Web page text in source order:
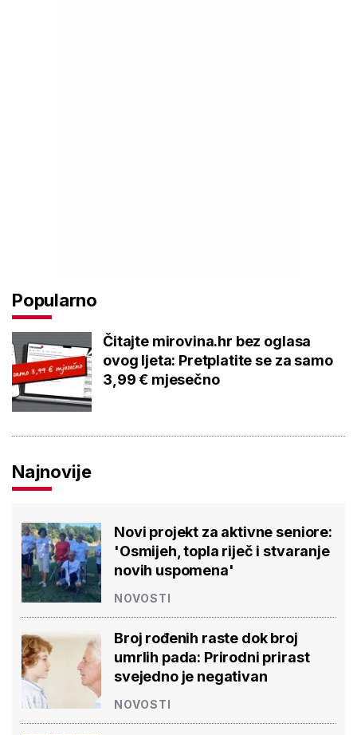
Popularno
Čitajte mirovina.hr bez oglasa
ovog ljeta: Pretplatite se za samo
3,99 € mjesečno
Najnovije
Novi projekt za aktivne seniore:
'Osmijeh, topla riječ i stvaranje
novih uspomena'
NOVOSTI
Broj rođenih raste dok broj
umrlih pada: Prirodni prirast
svejedno je negativan
NOVOSTI